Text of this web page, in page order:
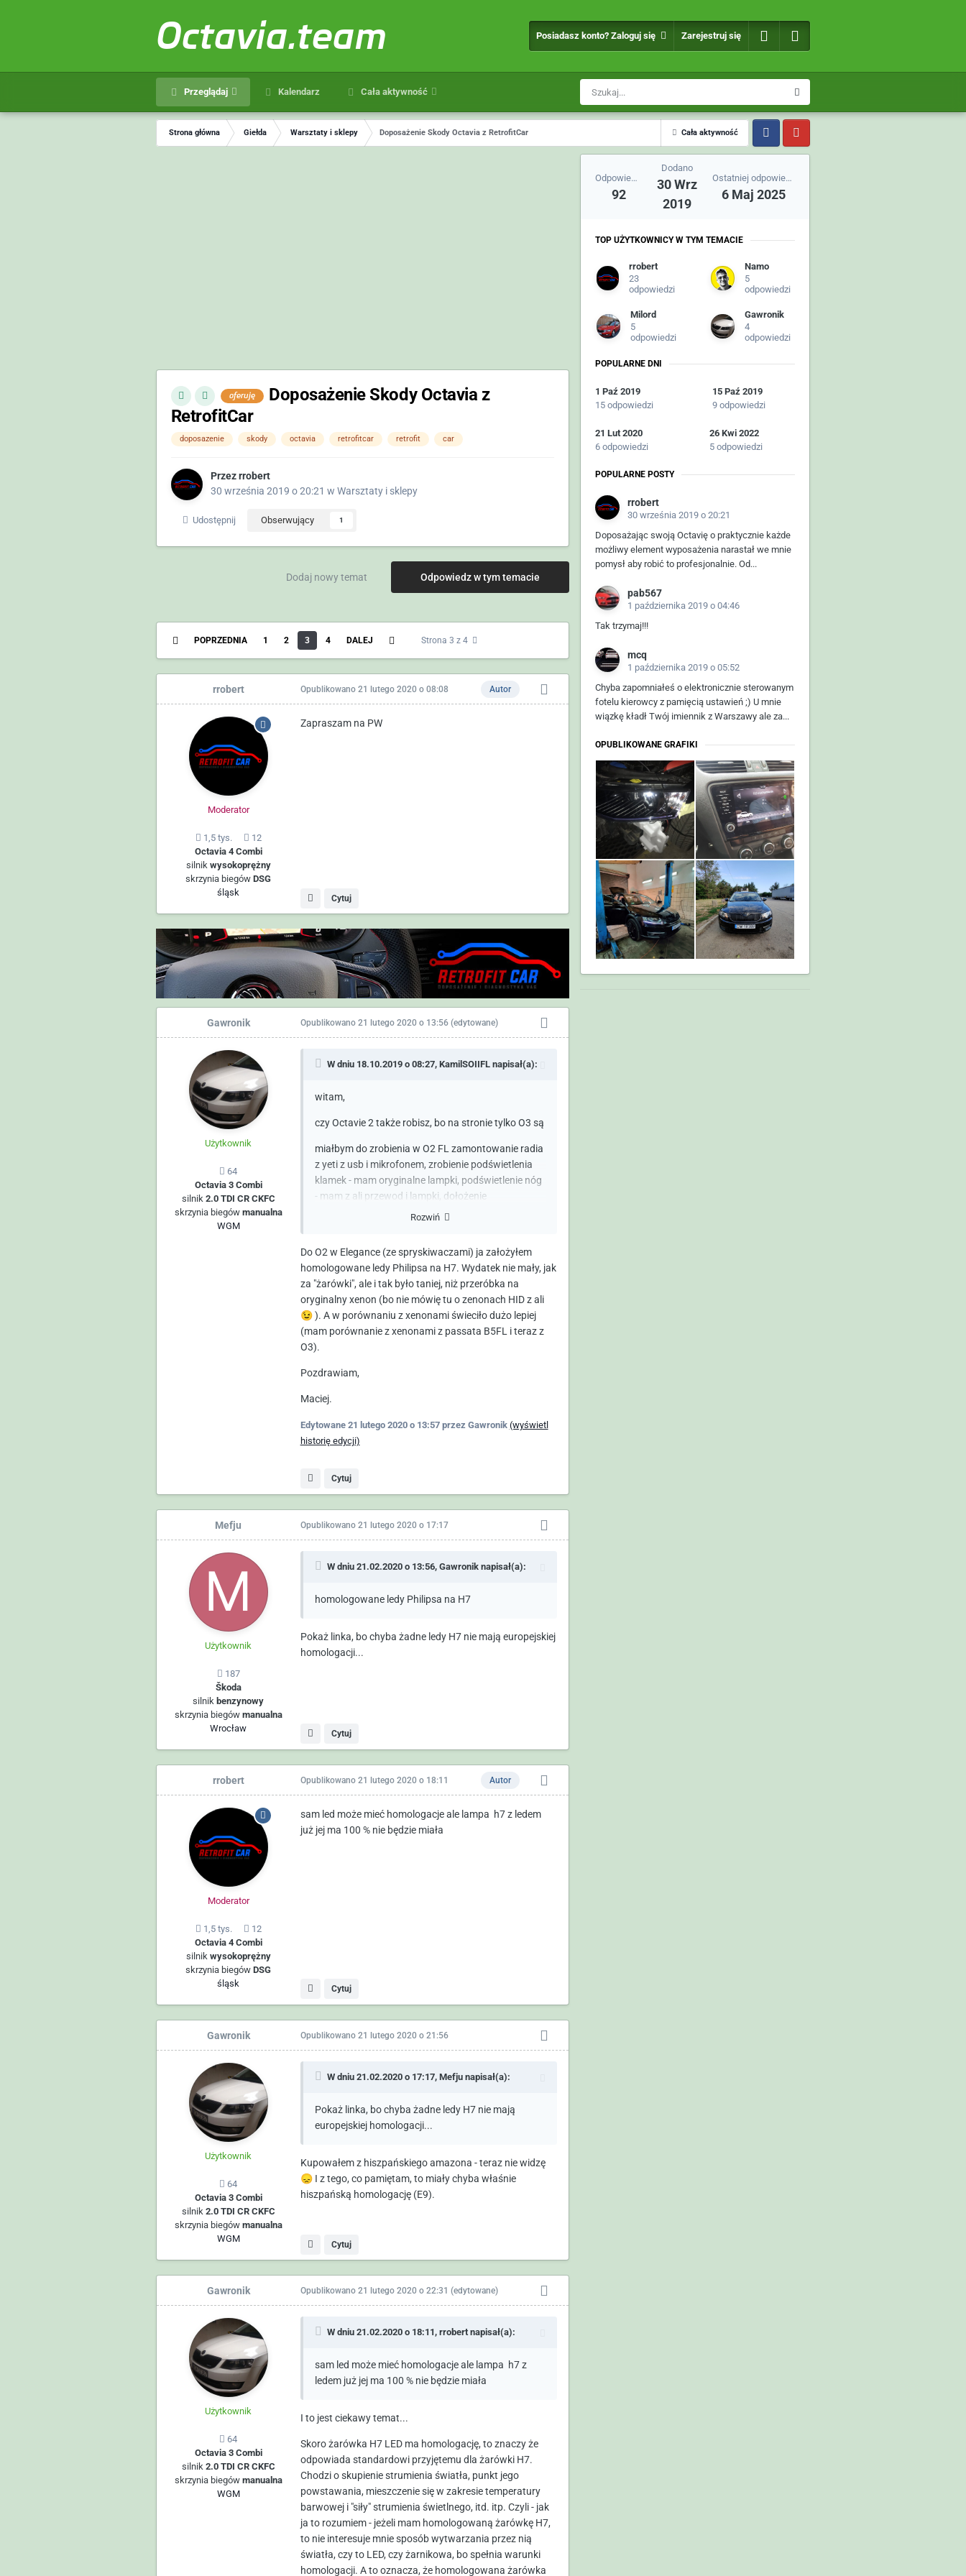
Octavia.team Posiadasz konto? Zaloguj się Zarejestruj się
Przeglądaj Kalendarz Cała aktywność
Cała aktywność
Strona główna Giełda Warsztaty i sklepy Doposażenie Skody Octavia z RetrofitCar
oferuję
Doposażenie Skody Octavia z
RetrofitCar
doposazenie skody octavia retrofitcar retrofit car
Przezrrobert
30 września 2019 o 20:21 w Warsztaty i sklepy
Udostępnij Obserwujący 1
Odpowiedz w tym temacie
Dodaj nowy temat
POPRZEDNIA 1 2 3 4 DALEJ Strona 3 z 4
rrobert
Moderator
1,5 tys.
12
Octavia 4 Combi
silnik wysokoprężny
skrzynia biegówDSG
śląsk
Autor
Opublikowano 21 lutego 2020 o 08:08
Zapraszam na PW
Cytuj
Gawronik
Użytkownik
64
Octavia 3 Combi
silnik 2.0 TDI CR CKFC
skrzynia biegów manualna
WGM
Opublikowano 21 lutego 2020 o 13:56 (edytowane)
W dniu 18.10.2019 o 08:27, KamilSOIIFLnapisał(a):
witam,
czy Octavie 2 także robisz, bo na stronie tylko O3 są
miałbym do zrobienia w O2 FL zamontowanie radia
z yeti z usb i mikrofonem, zrobienie podświetlenia
klamek - mam oryginalne lampki, podświetlenie nóg
- mam z ali przewod i lampki, dołożenie
podświetlenia ambientowego w drzwiach - mam
Chciałem takze kiedys zmienić lampy na ksenony,
mam spryskiwacze, wersja elegance , nie mam
żadnych części.
A ty częsci także szukasz czy do Ciebie trzeba juz z
czesciami przyjezdzac
proszę o info pozdrawiam
Rozwiń
Do O2 w Elegance (ze spryskiwaczami) ja założyłem
homologowane ledy Philipsa na H7. Wydatek nie mały, jak
za "żarówki", ale i tak było taniej, niż przeróbka na
oryginalny xenon (bo nie mówię tu o zenonach HID z ali
😉). A w porównaniu z xenonami świeciło dużo lepiej
(mam porównanie z xenonami z passata B5FL i teraz z
O3).
Pozdrawiam,
Maciej.
Edytowane 21 lutego 2020 o 13:57przez Gawronik (wyświetl
historię edycji)
Cytuj
Mefju
Użytkownik
187
Škoda
silnik benzynowy
skrzynia biegów manualna
Wrocław
Opublikowano 21 lutego 2020 o 17:17
W dniu 21.02.2020 o 13:56, Gawroniknapisał(a):
homologowane ledy Philipsa na H7
Pokaż linka, bo chyba żadne ledy H7 nie mają europejskiej
homologacji...
Cytuj
rrobert
Moderator
1,5 tys.
12
Octavia 4 Combi
silnik wysokoprężny
skrzynia biegówDSG
śląsk
Autor
Opublikowano 21 lutego 2020 o 18:11
sam led może mieć homologacje ale lampa h7 z ledem
już jej ma 100 % nie będzie miała
Cytuj
Gawronik
Użytkownik
64
Octavia 3 Combi
silnik 2.0 TDI CR CKFC
skrzynia biegów manualna
WGM
Opublikowano 21 lutego 2020 o 21:56
W dniu 21.02.2020 o 17:17, Mefjunapisał(a):
Pokaż linka, bo chyba żadne ledy H7 nie mają
europejskiej homologacji...
Kupowałem z hiszpańskiego amazona - teraz nie widzę
😞I z tego, co pamiętam, to miały chyba właśnie
hiszpańską homologację (E9).
Cytuj
Gawronik
Użytkownik
64
Octavia 3 Combi
silnik 2.0 TDI CR CKFC
skrzynia biegów manualna
WGM
Opublikowano 21 lutego 2020 o 22:31 (edytowane)
W dniu 21.02.2020 o 18:11, rrobertnapisał(a):
sam led może mieć homologacje ale lampa h7 z
ledem już jej ma 100 % nie będzie miała
I to jest ciekawy temat...
Skoro żarówka H7 LED ma homologację, to znaczy że
odpowiada standardowi przyjętemu dla żarówki H7.
Chodzi o skupienie strumienia światła, punkt jego
powstawania, mieszczenie się w zakresie temperatury
barwowej i "siły" strumienia świetlnego, itd. itp. Czyli - jak
ja to rozumiem - jeżeli mam homologowaną żarówkę H7,
to nie interesuje mnie sposób wytwarzania przez nią
światła, czy to LED, czy żarnikowa, bo spełnia warunki
homologacji. A to oznacza, że homologowana żarówka
Odpowiedzi
92
Dodano
30 Wrz
2019
Ostatniej odpowiedzi
6 Maj 2025
TOP UŻYTKOWNICY W TYM TEMACIE
rrobert
23
odpowiedzi
Namo
5
odpowiedzi
Milord
5
odpowiedzi
Gawronik
4
odpowiedzi
POPULARNE DNI
1 Paź 2019
15 odpowiedzi
15 Paź 2019
9 odpowiedzi
21 Lut 2020
6 odpowiedzi
26 Kwi 2022
5 odpowiedzi
POPULARNE POSTY
rrobert
30 września 2019 o 20:21
Doposażając swoją Octavię o praktycznie każde
możliwy element wyposażenia narastał we mnie
pomysł aby robić to profesjonalnie. Od...
pab567
1 października 2019 o 04:46
Tak trzymaj!!!
mcq
1 października 2019 o 05:52
Chyba zapomniałeś o elektronicznie sterowanym
fotelu kierowcy z pamięcią ustawień ;) U mnie
wiązkę kładł Twój imiennik z Warszawy ale za...
OPUBLIKOWANE GRAFIKI